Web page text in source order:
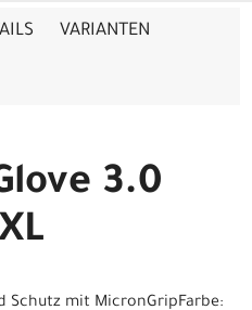
VARIANTEN
3.0
Schutz mit MicronGripFarbe: